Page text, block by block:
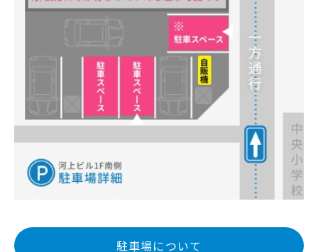
駐車場について